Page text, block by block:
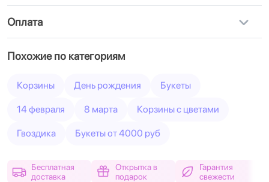
Оплата
Похожие по категориям
Корзины День рождения Букеты
14 февраля 8 марта Корзины с цветами
Гвоздика Букеты от 4000 руб
Бесплатная
доставка
Открытка в
подарок
Гарантия
свежести